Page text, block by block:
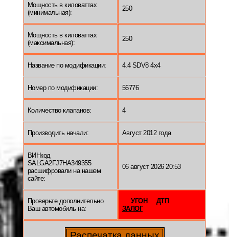
Мощность в киловаттах
(минимальная):
250
Мощность в киловаттах
(максимальная):
250
Название по модификации: 4.4 SDV8 4x4
Номер по модификации: 56776
Количество клапанов: 4
Производить начали: Август 2012 года
ВИНкод
SALGA2FJ7HA349355
расшифровали на нашем
сайте:
06 август 2026 20:53
Проверьте дополнительно
Ваш автомобиль на:
УГОН
ДТП
ЗАЛОГ